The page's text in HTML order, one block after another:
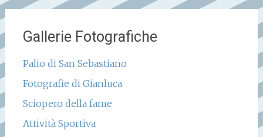
Gallerie Fotografiche
Palio di San Sebastiano
Fotografie di Gianluca
Sciopero della fame
Attività Sportiva